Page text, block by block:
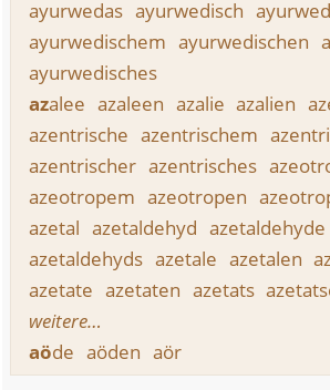
ayurwedas ayurwedisch
ayurwedischem ayurwedischen
ayurwedisches
azalee azaleen azalie azalien
azentrische azentrischem
azentrischer azentrisches
azeotropem azeotropen
azetal azetaldehyd azetaldehyde
azetaldehyds azetale azetalen
azetate azetaten azetats
weitere…
aöde aöden aör